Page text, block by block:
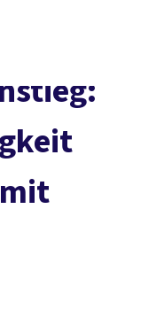
Mitmachen